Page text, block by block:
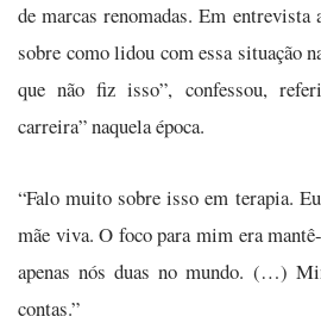
de marcas renomadas. Em
sobre como lidou com essa situação
que não fiz isso”, confessou,
carreira” naquela época.
“Falo muito sobre isso em terapia.
mãe viva. O foco para mim era
apenas nós duas no mundo. (…)
contas.”